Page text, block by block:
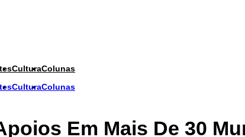
CulturaColunas
CulturaColunas
Em Mais De 30